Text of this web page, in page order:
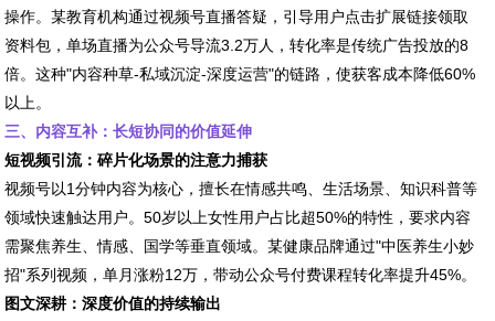
操作。某教育机构通过视频号直播答疑，引导用户点击扩展链接领取
资料包，单场直播为公众号导流3.2万人，转化率是传统广告投放的8
倍。这种"内容种草-私域沉淀-深度运营"的链路，使获客成本降低60%
以上。
三、内容互补：长短协同的价值延伸
短视频引流：碎片化场景的注意力捕获
视频号以1分钟内容为核心，擅长在情感共鸣、生活场景、知识科普等
领域快速触达用户。50岁以上女性用户占比超50%的特性，要求内容
需聚焦养生、情感、国学等垂直领域。某健康品牌通过"中医养生小妙
招"系列视频，单月涨粉12万，带动公众号付费课程转化率提升45%。
图文深耕：深度价值的持续输出